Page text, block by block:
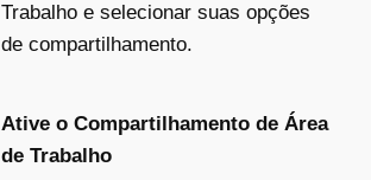
Trabalho e selecionar suas opções
de compartilhamento.
Ative o Compartilhamento de Área
de Trabalho